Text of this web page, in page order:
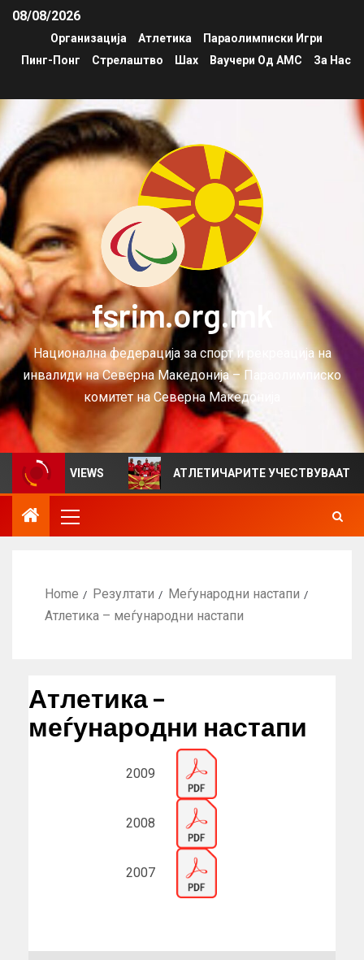
08/08/2026
Организација Атлетика
Параолимписки Игри
Пинг-Понг
Стрелаштво Шах Ваучери Од АМС За Нас
fsrim.org.mk
Национална федерација за спорт и рекреација на
инвалиди на Северна Македонија – Параолимписко
комитет на Северна Македонија
за VIEWS АТЛЕТИЧАРИТЕ УЧЕСТВУВААТ НА
Home Резултати
Меѓународни настапи
Атлетика – меѓународни настапи
Атлетика –
меѓународни настапи
2009
2008
2007